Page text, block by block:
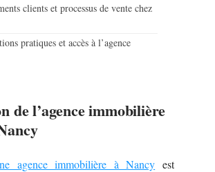
clients et processus de vente chez
pratiques et accès à l’agence
de l’agence immobilière
agence immobilière à Nancy est